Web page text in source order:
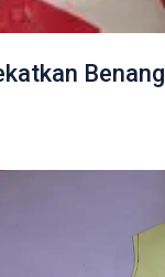
Benang